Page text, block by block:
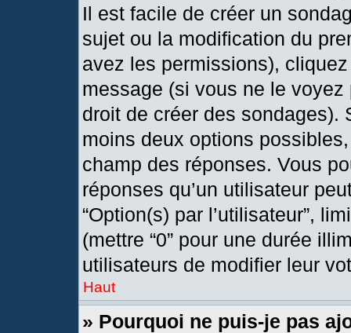
Il est facile de créer un
sujet ou la modification du
avez les permissions),
message (si vous ne le
droit de créer des sondages).
moins deux options
champ des réponses. Vous
réponses qu’un utilisateur
“Option(s) par l’utilisateur”,
(mettre “0” pour une durée
utilisateurs de modifier leur
Haut
» Pourquoi ne puis-je pas